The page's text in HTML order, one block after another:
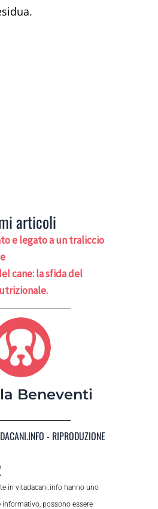
articoli
e legato a un traliccio
cane: la sfida del
Beneventi
- RIPRODUZIONE
in vitadacani.info hanno uno
possono essere